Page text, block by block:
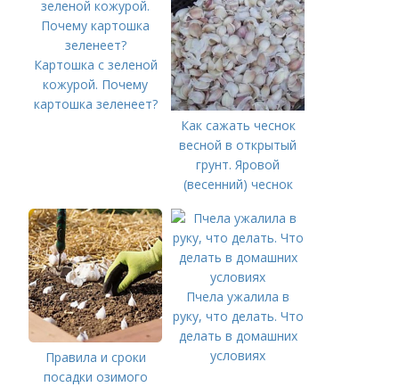
Картошка с зеленой
кожурой. Почему
картошка зеленеет?
Как сажать чеснок
весной в открытый
грунт. Яровой
(весенний) чеснок
Правила и сроки
посадки озимого
Пчела ужалила в
руку, что делать. Что
делать в домашних
условиях